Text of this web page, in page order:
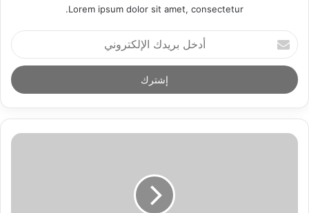
Lorem ipsum dolor sit amet, consectetur.
أ
د
خ
ل
ر
د